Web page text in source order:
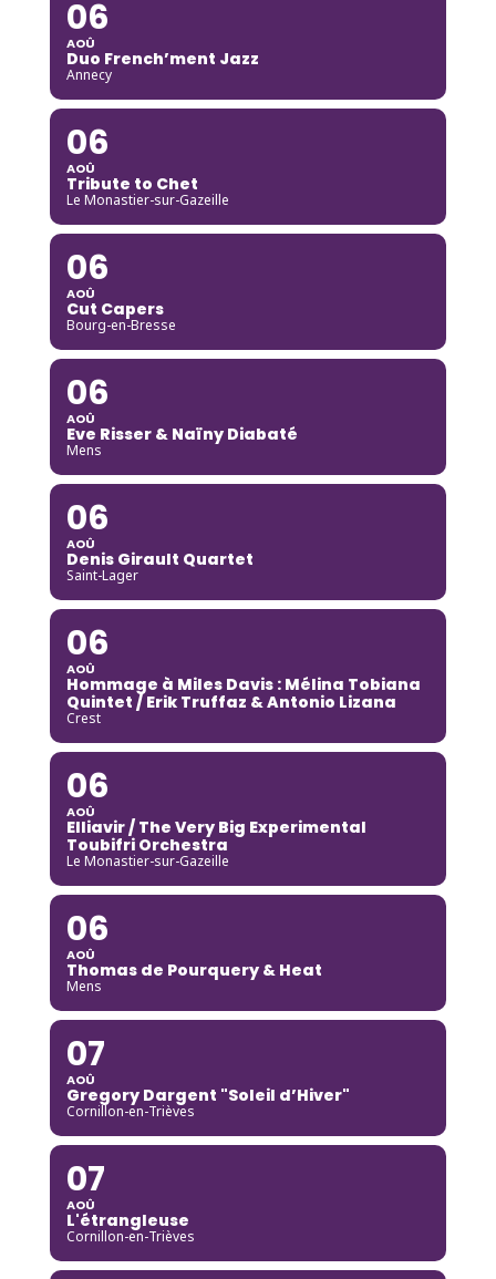
06
AOÛ
Duo French’ment Jazz
Annecy
06
AOÛ
Tribute to Chet
Le Monastier-sur-Gazeille
06
AOÛ
Cut Capers
Bourg-en-Bresse
06
AOÛ
Eve Risser & Naïny Diabaté
Mens
06
AOÛ
Denis Girault Quartet
Saint-Lager
06
AOÛ
Hommage à Miles Davis : Mélina Tobiana
Quintet / Erik Truffaz & Antonio Lizana
Crest
06
AOÛ
Elliavir / The Very Big Experimental
Toubifri Orchestra
Le Monastier-sur-Gazeille
06
AOÛ
Thomas de Pourquery & Heat
Mens
07
AOÛ
Gregory Dargent "Soleil d’Hiver"
Cornillon-en-Trièves
07
AOÛ
L'étrangleuse
Cornillon-en-Trièves